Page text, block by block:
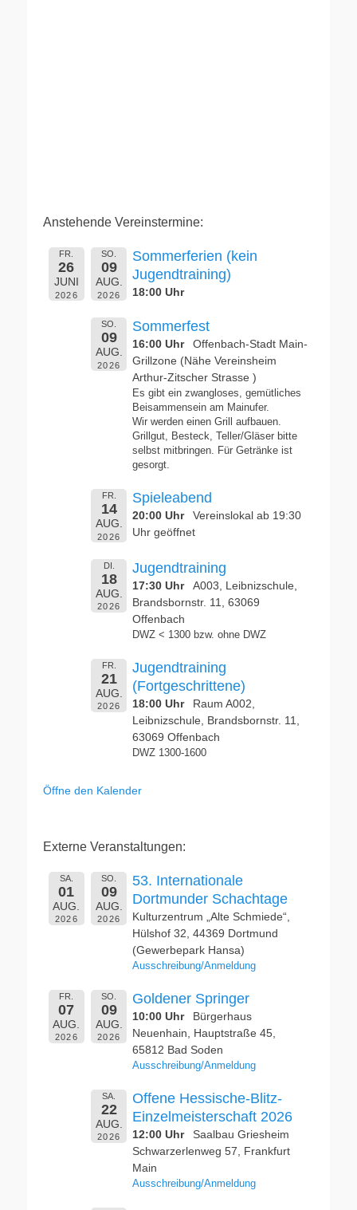
Anstehende Vereinstermine:
FR.
26
JUNI
2026
SO.
09
AUG.
2026
Sommerferien (kein
Jugendtraining)
18:00 Uhr
SO.
09
AUG.
2026
Sommerfest
16:00 Uhr
Offenbach-Stadt Main-
Grillzone (Nähe Vereinsheim
Arthur-Zitscher Strasse )
Es gibt ein zwangloses, gemütliches
Beisammensein am Mainufer.
Wir werden einen Grill aufbauen.
Grillgut, Besteck, Teller/Gläser bitte
selbst mitbringen. Für Getränke ist
gesorgt.
FR.
14
AUG.
2026
Spieleabend
20:00 Uhr
Vereinslokal ab 19:30
Uhr geöffnet
DI.
18
AUG.
2026
Jugendtraining
17:30 Uhr
A003, Leibnizschule,
Brandsbornstr. 11, 63069
Offenbach
DWZ < 1300 bzw. ohne DWZ
FR.
21
AUG.
2026
Jugendtraining
(Fortgeschrittene)
18:00 Uhr
Raum A002,
Leibnizschule, Brandsbornstr. 11,
63069 Offenbach
DWZ 1300-1600
Öffne den Kalender
Externe Veranstaltungen:
SA.
01
AUG.
2026
SO.
09
AUG.
2026
53. Internationale
Dortmunder Schachtage
Kulturzentrum „Alte Schmiede“,
Hülshof 32, 44369 Dortmund
(Gewerbepark Hansa)
Ausschreibung/Anmeldung
FR.
07
AUG.
2026
SO.
09
AUG.
2026
Goldener Springer
10:00 Uhr
Bürgerhaus
Neuenhain, Hauptstraße 45,
65812 Bad Soden
Ausschreibung/Anmeldung
SA.
22
AUG.
2026
Offene Hessische-Blitz-
Einzelmeisterschaft 2026
12:00 Uhr
Saalbau Griesheim
Schwarzerlenweg 57, Frankfurt
Main
Ausschreibung/Anmeldung